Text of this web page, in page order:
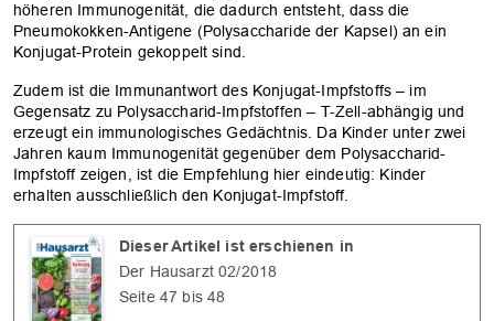
höheren Immunogenität, die dadurch entsteht, dass die
Pneumokokken-Antigene (Polysaccharide der Kapsel) an ein
Konjugat-Protein gekoppelt sind.
Zudem ist die Immunantwort des Konjugat-Impfstoffs – im
Gegensatz zu Polysaccharid-Impfstoffen – T-Zell-abhängig und
erzeugt ein immunologisches Gedächtnis. Da Kinder unter zwei
Jahren kaum Immunogenität gegenüber dem Polysaccharid-
Impfstoff zeigen, ist die Empfehlung hier eindeutig: Kinder
erhalten ausschließlich den Konjugat-Impfstoff.
Dieser Artikel ist erschienen in
Der Hausarzt 02/2018
Seite 47 bis 48